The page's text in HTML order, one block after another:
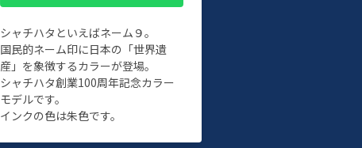
シャチハタといえばネーム９。
国民的ネーム印に日本の「世界遺
産」を象徴するカラーが登場。
シャチハタ創業100周年記念カラー
モデルです。
インクの色は朱色です。